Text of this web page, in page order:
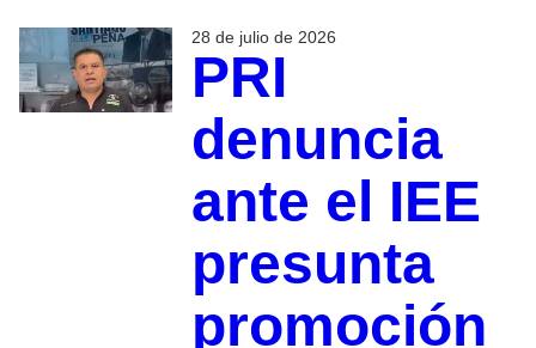
28 de julio de 2026
PRI
denuncia
ante el IEE
presunta
promoción